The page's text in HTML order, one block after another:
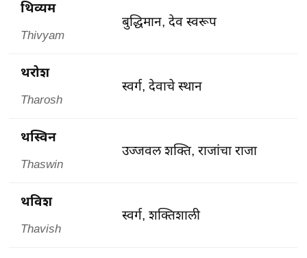
थिव्यम
Thivyam
बुद्धिमान, देव स्वरूप
थरोश
Tharosh
स्वर्ग, देवाचे स्थान
थस्विन
Thaswin
उज्जवल शक्ति, राजांचा राजा
थविश
Thavish
स्वर्ग, शक्तिशाली